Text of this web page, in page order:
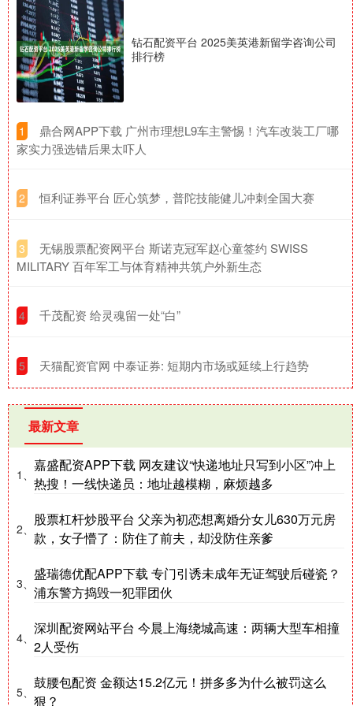
钻石配资平台 2025美英港新留学咨询公司
排行榜
1
​鼎合网APP下载 广州市理想L9车主警惕！汽车改装工厂哪
家实力强选错后果太吓人
2 ​恒利证券平台 匠心筑梦，普陀技能健儿冲刺全国大赛
3
​无锡股票配资网平台 斯诺克冠军赵心童签约 SWISS
MILITARY 百年军工与体育精神共筑户外新生态
4 ​千茂配资 给灵魂留一处“白”
5 ​天猫配资官网 中泰证券: 短期内市场或延续上行趋势
最新文章
1、
嘉盛配资APP下载 网友建议“快递地址只写到小区”冲上
热搜！一线快递员：地址越模糊，麻烦越多
2、
股票杠杆炒股平台 父亲为初恋想离婚分女儿630万元房
款，女子懵了：防住了前夫，却没防住亲爹
3、
盛瑞德优配APP下载 专门引诱未成年无证驾驶后碰瓷？
浦东警方捣毁一犯罪团伙
4、
深圳配资网站平台 今晨上海绕城高速：两辆大型车相撞
2人受伤
5、
鼓腰包配资 金额达15.2亿元！拼多多为什么被罚这么
狠？